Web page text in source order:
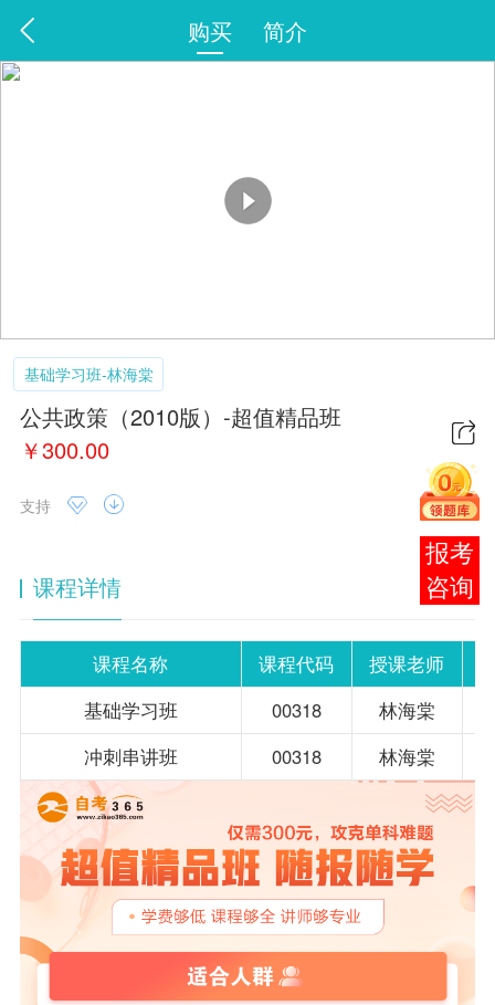
购买 简介
基础学习班-林海棠
公共政策（2010版）-超值精品班
￥300.00
支持
课程详情
课程名称 课程代码
授课老师
基础学习班
00318
林海棠
冲刺串讲班
00318 林海棠
报考
咨询